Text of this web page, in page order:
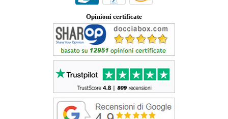
Opinioni certificate